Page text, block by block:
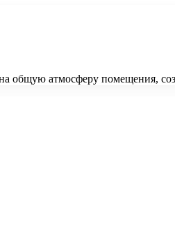
общую атмосферу помещения,